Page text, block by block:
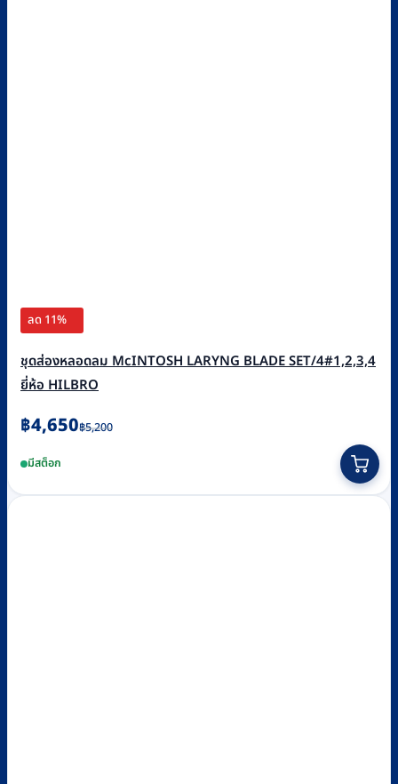
ลด 11%
ชุดส่องหลอดลม McINTOSH LARYNG BLADE SET/4#1,2,3,4
ยี่ห้อ HILBRO
฿5,200
Original
was:
฿5,200.
฿4,650
Current
is:
฿4,650.
มีสต็อก